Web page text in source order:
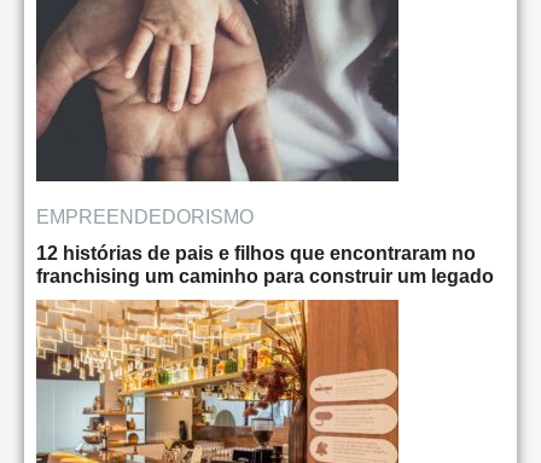
EMPREENDEDORISMO
12 histórias de pais e filhos que encontraram no
franchising um caminho para construir um legado